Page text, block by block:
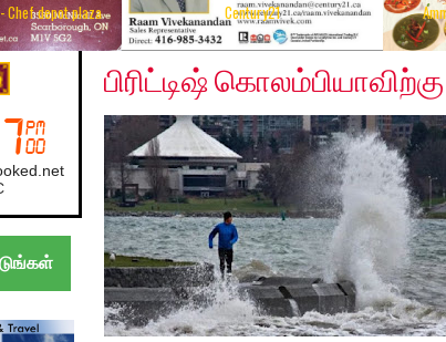
Chef depot plaza Century21
Friday, January 3, 2020
பிரிட்டிஷ்